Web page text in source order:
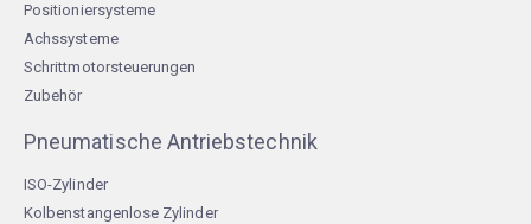
Positioniersysteme
Achssysteme
Schrittmotorsteuerungen
Zubehör
Pneumatische Antriebstechnik
ISO-Zylinder
Kolbenstangenlose Zylinder